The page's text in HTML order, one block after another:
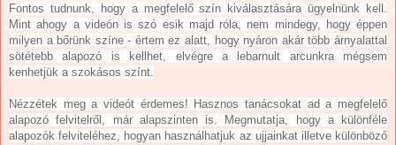
Fontos tudnunk, hogy a megfelelő szín kiválasztására ügyelnünk kell.
Mint ahogy a videón is szó esik majd róla, nem mindegy, hogy éppen
milyen a bőrünk színe - értem ez alatt, hogy nyáron akár több árnyalattal
sötétebb alapozó is kellhet, elvégre a lebarnult arcunkra mégsem
kenhetjük a szokásos színt.
Nézzétek meg a videót érdemes! Hasznos tanácsokat ad a megfelelő
alapozó felvitelről, már alapszinten is. Megmutatja, hogy a különféle
alapozók felviteléhez, hogyan használhatjuk az ujjainkat illetve különböző